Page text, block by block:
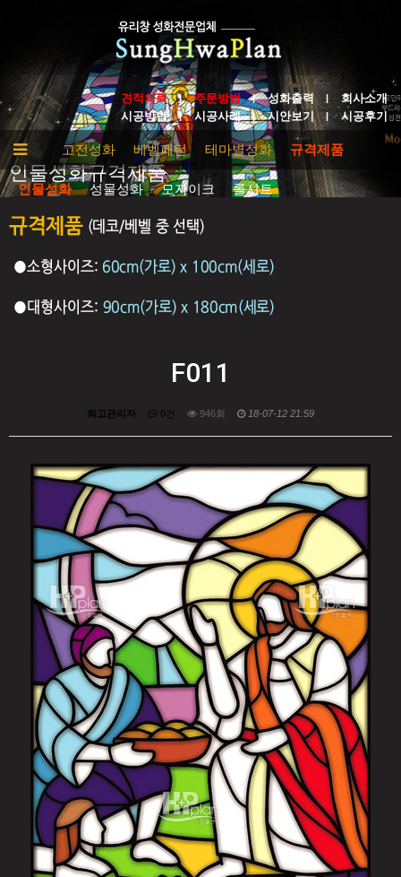
견적의뢰 주문방법 성화출력
회사소개
시공방법
시공사례 시안보기 시공후기
추상 고전성화 베벨패턴 테마별성화 규격제품
인물성화 성물성화 모자이크 롤시트
인물성화규격제품
F011
최고관리자 0건 946회 18-07-12 21:59